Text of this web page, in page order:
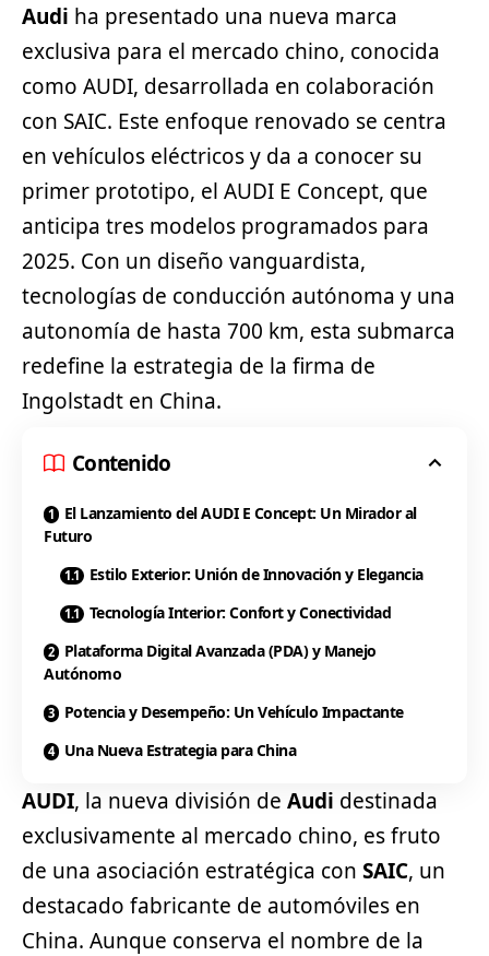
Audi ha presentado una nueva marca
exclusiva para el mercado chino, conocida
como AUDI, desarrollada en colaboración
con SAIC. Este enfoque renovado se centra
en vehículos eléctricos y da a conocer su
primer prototipo, el AUDI E Concept, que
anticipa tres modelos programados para
2025. Con un diseño vanguardista,
tecnologías de conducción autónoma y una
autonomía de hasta 700 km, esta submarca
redefine la estrategia de la firma de
Ingolstadt en China.
Contenido
El Lanzamiento del AUDI E Concept: Un Mirador al
Futuro
Estilo Exterior: Unión de Innovación y Elegancia
Tecnología Interior: Confort y Conectividad
Plataforma Digital Avanzada (PDA) y Manejo
Autónomo
Potencia y Desempeño: Un Vehículo Impactante
Una Nueva Estrategia para China
AUDI, la nueva división de Audi destinada
exclusivamente al mercado chino, es fruto
de una asociación estratégica con SAIC, un
destacado fabricante de automóviles en
China. Aunque conserva el nombre de la